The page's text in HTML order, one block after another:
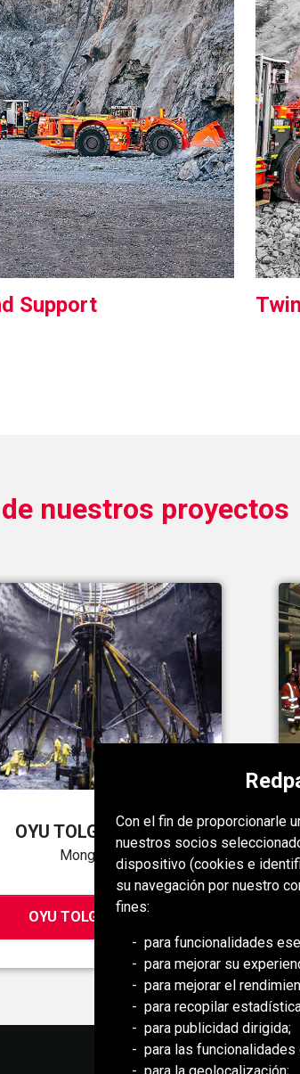
Con el fin de proporcionarle
nuestros socios
dispositivo (cookies e
su navegación por nuestro
fines:
para funcionalidades
para mejorar su
para mejorar el
para recopilar
para publicidad dirigida;
para las
Support
nuestros proyectos
OYU TOLGOI MINE
Mongolia
OYU TOLGOI MINE